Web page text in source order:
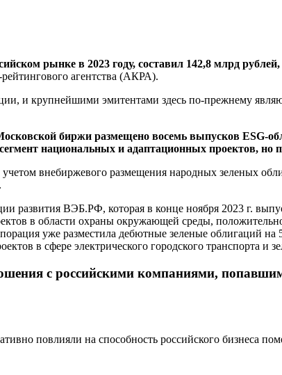
рынке в 2023 году, составил 142,8 млрд
агентства (АКРА).
и крупнейшими эмитентами здесь по-прежнему
Московской биржи размещено восемь выпусков
национальных и адаптационных проектов,
внебиржевого размещения народных зеленых
развития ВЭБ.РФ, которая в конце ноября 2023 г.
в области охраны окружающей среды,
уже разместила дебютные зеленые облигаций на
в сфере электрического городского транспорта и
с российскими компаниями,
повлияли на способность российского бизнеса